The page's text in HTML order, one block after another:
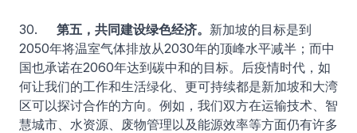
30. 第五，共同建设绿色经济。 新加坡的目标是到
2050年将温室气体排放从2030年的顶峰水平减半；而中
国也承诺在2060年达到碳中和的目标。后疫情时代，如
何让我们的工作和生活绿化、更可持续都是新加坡和大湾
区可以探讨合作的方向。例如，我们双方在运输技术、智
慧城市、水资源、废物管理以及能源效率等方面仍有许多